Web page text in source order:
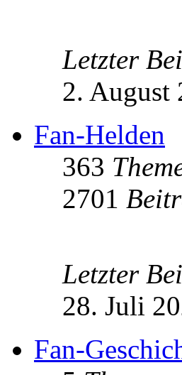
Letzter
2. August
Fan-Helden
363
2701
Letzter
28. Juli
Fan-